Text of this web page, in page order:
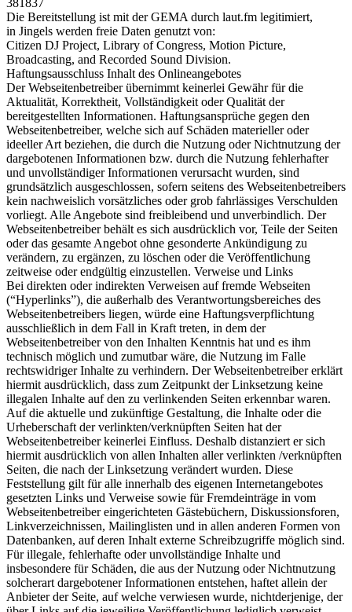
Die Bereitstellung ist mit der GEMA durch laut.fm legitimiert,
in Jingels werden freie Daten genutzt von:
Citizen DJ Project, Library of Congress, Motion Picture,
Broadcasting, and Recorded Sound Division.
Haftungsausschluss Inhalt des Onlineangebotes
Der Webseitenbetreiber übernimmt keinerlei Gewähr für die
Aktualität, Korrektheit, Vollständigkeit oder Qualität der
bereitgestellten Informationen. Haftungsansprüche gegen den
Webseitenbetreiber, welche sich auf Schäden materieller oder
ideeller Art beziehen, die durch die Nutzung oder Nichtnutzung der
dargebotenen Informationen bzw. durch die Nutzung fehlerhafter
und unvollständiger Informationen verursacht wurden, sind
grundsätzlich ausgeschlossen, sofern seitens des Webseitenbetreibers
kein nachweislich vorsätzliches oder grob fahrlässiges Verschulden
vorliegt. Alle Angebote sind freibleibend und unverbindlich. Der
Webseitenbetreiber behält es sich ausdrücklich vor, Teile der Seiten
oder das gesamte Angebot ohne gesonderte Ankündigung zu
verändern, zu ergänzen, zu löschen oder die Veröffentlichung
zeitweise oder endgültig einzustellen. Verweise und Links
Bei direkten oder indirekten Verweisen auf fremde Webseiten
(“Hyperlinks”), die außerhalb des Verantwortungsbereiches des
Webseitenbetreibers liegen, würde eine Haftungsverpflichtung
ausschließlich in dem Fall in Kraft treten, in dem der
Webseitenbetreiber von den Inhalten Kenntnis hat und es ihm
technisch möglich und zumutbar wäre, die Nutzung im Falle
rechtswidriger Inhalte zu verhindern. Der Webseitenbetreiber erklärt
hiermit ausdrücklich, dass zum Zeitpunkt der Linksetzung keine
illegalen Inhalte auf den zu verlinkenden Seiten erkennbar waren.
Auf die aktuelle und zukünftige Gestaltung, die Inhalte oder die
Urheberschaft der verlinkten/verknüpften Seiten hat der
Webseitenbetreiber keinerlei Einfluss. Deshalb distanziert er sich
hiermit ausdrücklich von allen Inhalten aller verlinkten /verknüpften
Seiten, die nach der Linksetzung verändert wurden. Diese
Feststellung gilt für alle innerhalb des eigenen Internetangebotes
gesetzten Links und Verweise sowie für Fremdeinträge in vom
Webseitenbetreiber eingerichteten Gästebüchern, Diskussionsforen,
Linkverzeichnissen, Mailinglisten und in allen anderen Formen von
Datenbanken, auf deren Inhalt externe Schreibzugriffe möglich sind.
Für illegale, fehlerhafte oder unvollständige Inhalte und
insbesondere für Schäden, die aus der Nutzung oder Nichtnutzung
solcherart dargebotener Informationen entstehen, haftet allein der
Anbieter der Seite, auf welche verwiesen wurde, nichtderjenige, der